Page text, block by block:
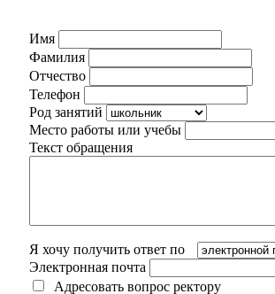
Имя
Фамилия
Отчество
Телефон
Род занятий
Место работы или учебы
Текст обращения
Я хочу получить ответ по
Электронная почта
Адресовать вопрос ректору